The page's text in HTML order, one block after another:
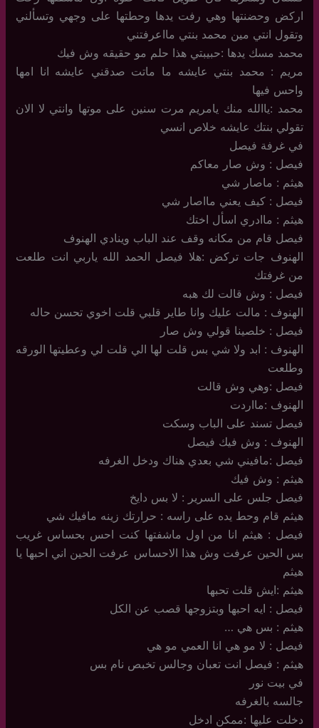
اركض وحضنتها وهي رفت يدها وحطتها على وجهي وتسألني
وتقول انتي مين محمد بنتي مااعرفتني
محمد مسك يدها :حبيبتي هذا حلم مو حقيقه وش فيك
مريم : محمد بنتي عايشه ما ماتت صدقني عايشه انا امها
واحس فيها
محمد :ياالله منك يامريم مرت سنين على موتها وانتي لا الان
تقولي بنتك عايشه خلاص انسي
في غرفة فيصل
فيصل : وش صار معاكم
هيثم : ماصار شي
فيصل : كيف يعني مااصار شي
هيثم : ماادري اسأل اختك
فيصل قام من مكانه وقف عند الباب وينادي الهنوف
الهنوف جات تركض :هلا فيصل الحمد الله ياربي انت طلعت
من غرفتك
فيصل : وش قالت لك هبه
الهنوف : مالت عليك وانا طاير قلبي قلت اخوي تحسن حاله
فيصل : خلصينا قولي وش صار
الهنوف : ابد ولا شي بس قلت لها الي قلت لي وعطيتها الورقه
وطلعت
فيصل :وهي وش قالت
الهنوف :مااردت
فيصل تسند على الباب وسكت
الهنوف : وش فيك فيصل
فيصل :مافيني شي بعدي هناك ودخل الغرفه
هيثم : وش فيك
فيصل جلس على السرير : لا بس دايخ
هيثم قام وحط يده على راسه : حرارتك زينه مافيك شي
فيصل : هيثم انا من اول ماشفتها كنت احس بحساس غريب
بس الحين عرفت وش هذا الاحساس عرفت الحين اني احبها يا
هيثم
هيثم :ايش قلت تحبها
فيصل : ايه احبها وبتزوجها قصب عن الكل
هيثم : بس هي …
فيصل : لا مو هي انا العمي مو هي
هيثم : فيصل انت تعبان وجالس تخبص نام بس
في بيت نور
جالسه بالغرفه
دخلت عليها :ممكن ادخل